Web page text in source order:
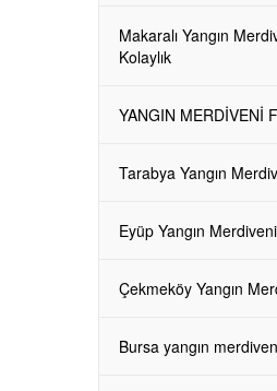
Makaralı Yangın
Kolaylık
YANGIN MERDİVENİ
Tarabya Yangın
Eyüp Yangın Merdiveni
Çekmeköy Yangın
Bursa yangın